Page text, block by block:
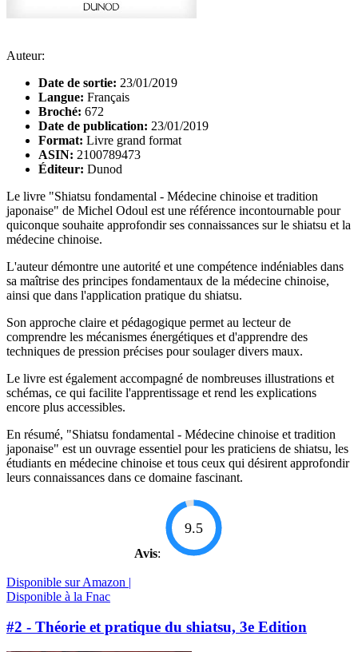
Auteur:
Date de sortie: 23/01/2019
Langue: Français
Broché: 672
Date de publication: 23/01/2019
Format: Livre grand format
ASIN: 2100789473
Éditeur: Dunod
Le livre "Shiatsu fondamental - Médecine chinoise et tradition
japonaise" de Michel Odoul est une référence incontournable pour
quiconque souhaite approfondir ses connaissances sur le shiatsu et la
médecine chinoise.
L'auteur démontre une autorité et une compétence indéniables dans
sa maîtrise des principes fondamentaux de la médecine chinoise,
ainsi que dans l'application pratique du shiatsu.
Son approche claire et pédagogique permet au lecteur de
comprendre les mécanismes énergétiques et d'apprendre des
techniques de pression précises pour soulager divers maux.
Le livre est également accompagné de nombreuses illustrations et
schémas, ce qui facilite l'apprentissage et rend les explications
encore plus accessibles.
En résumé, "Shiatsu fondamental - Médecine chinoise et tradition
japonaise" est un ouvrage essentiel pour les praticiens de shiatsu, les
étudiants en médecine chinoise et tous ceux qui désirent approfondir
leurs connaissances dans ce domaine fascinant.
Avis:
9.5
Disponible sur Amazon |
Disponible à la Fnac
#2 - Théorie et pratique du shiatsu, 3e Edition